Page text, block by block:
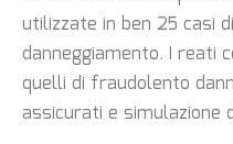
utilizzate in ben 25 casi
danneggiamento. I reati
quelli di fraudolento
assicurati e simulazione